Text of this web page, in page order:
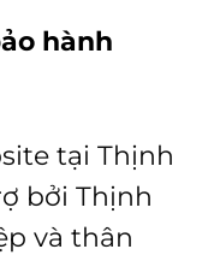
hành
tại Thịnh
bởi Thịnh
và thân